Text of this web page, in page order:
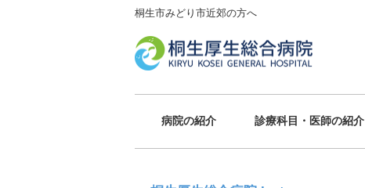
桐生市みどり市近郊の方へ
病院の紹介 診療科目・医師の紹介